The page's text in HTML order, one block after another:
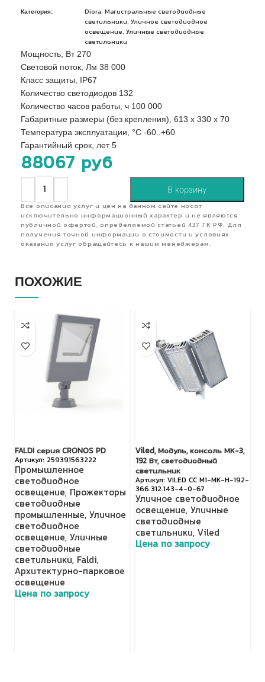
Категория: Diora
Магистральные светодиодные
светильники
Уличное светодиодное
освещение
Уличные светодиодные
светильники
Мощность, Вт 270
Световой поток, Лм 38 000
Класс защиты, IP67
Количество светодиодов 132
Количество часов работы, ч 100 000
Габаритные размеры (без крепления), 613 x 330 x 70
Температура эксплуатации, °C -60..+60
Гарантийный срок, лет 5
88067 руб
В корзину
Все описания услуг и цен на данном сайте носят
исключительно информационный характер и не являются
публичной офертой, определяемой статьей 437 ГК РФ. Для
получения точной информации о стоимости и условиях
оказания услуг обращайтесь к нашим менеджерам.
ПОХОЖИЕ
FALDI серия CRONOS PD
259391563222
Промышленное
светодиодное
освещение, Прожекторы
светодиодные
промышленные, Уличное
светодиодное
освещение, Уличные
светодиодные
светильники, Faldi,
Архитектурно-парковое
освещение
Цена по запросу
Viled, Модуль, консоль МК-3,
192 Вт, светодиодный
светильник
VILED СС М1-МК-Н-192-
366.312.143-4-0-67
Уличное светодиодное
освещение, Уличные
светодиодные
светильники, Viled
Цена по запросу